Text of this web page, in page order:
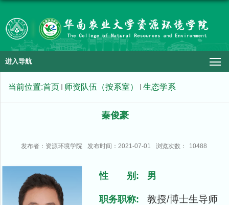
进入导航
当前位置:首页 师资队伍（按系室） 生态学系
秦俊豪
发布者：资源环境学院 发布时间：2021-07-01 浏览次数： 10488
性 别: 男
职务职称: 教授/博士生导师